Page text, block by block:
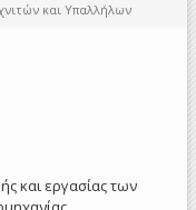
και Υπαλλήλων
και εργασίας των